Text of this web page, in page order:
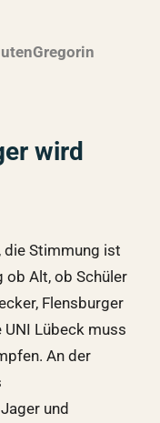
in
wird
die Stimmung ist
ob Alt, ob Schüler
Flensburger
Lübeck muss
An der
und